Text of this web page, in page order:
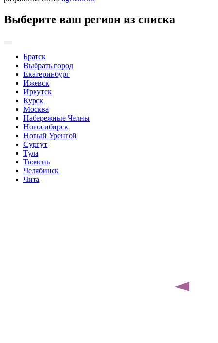
Выберите ваш регион из списка
Братск
Выбрать город
Екатеринбург
Ижевск
Иркутск
Курск
Москва
Набережные Челны
Новосибирск
Новый Уренгой
Сургут
Тула
Тюмень
Челябинск
Чита